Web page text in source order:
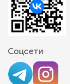
Соцсети